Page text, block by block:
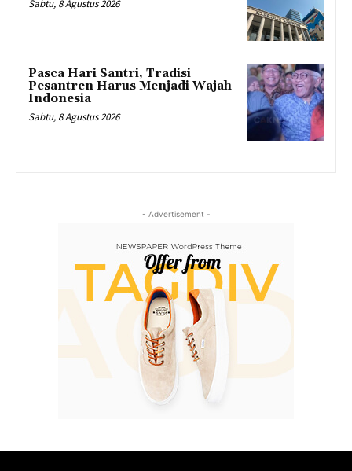
Sabtu, 8 Agustus 2026
Pasca Hari Santri, Tradisi
Pesantren Harus Menjadi Wajah
Indonesia
Sabtu, 8 Agustus 2026
- Advertisement -